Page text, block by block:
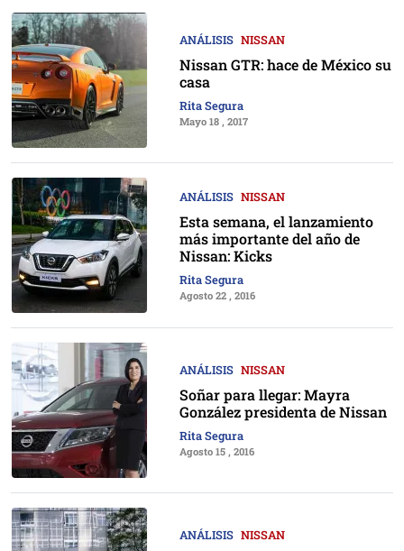
ANÁLISIS NISSAN
Nissan GTR: hace de México su
casa
Rita Segura
Mayo 18 , 2017
ANÁLISIS NISSAN
Esta semana, el lanzamiento
más importante del año de
Nissan: Kicks
Rita Segura
Agosto 22 , 2016
ANÁLISIS NISSAN
Soñar para llegar: Mayra
González presidenta de Nissan
Rita Segura
Agosto 15 , 2016
ANÁLISIS NISSAN